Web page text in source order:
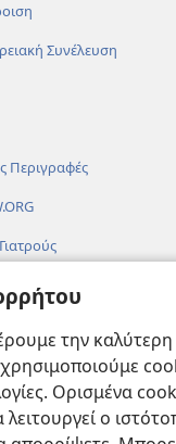
την
Ορισμένα
ο
Συνέλευση
Περιγραφές
Φορείς και ΜΜΕ
της Σκοπιάς™